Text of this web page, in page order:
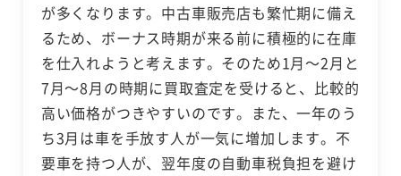
が多くなります。中古車販売店も繁忙期に備え
るため、ボーナス時期が来る前に積極的に在庫
を仕入れようと考えます。そのため1月～2月と
7月～8月の時期に買取査定を受けると、比較的
高い価格がつきやすいのです。また、一年のう
ち3月は車を手放す人が一気に増加します。不
要車を持つ人が、翌年度の自動車税負担を避け